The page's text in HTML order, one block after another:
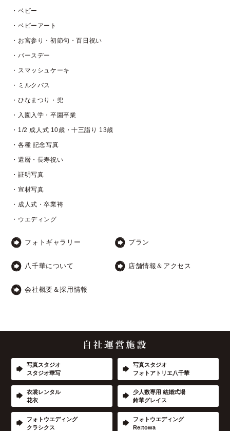
・ベビー
・ベビーアート
・お宮参り・初節句・百日祝い
・バースデー
・スマッシュケーキ
・ミルクバス
・ひなまつり・兜
・入園入学・卒園卒業
・1/2 成人式 10歳・十三詣り 13歳
・各種 記念写真
・還暦・長寿祝い
・証明写真
・宣材写真
・成人式・卒業袴
・ウエディング
フォトギャラリー プラン
八千華について 店舗情報＆アクセス
会社概要＆採用情報
写真スタジオ
スタジオ華写
写真スタジオ
フォトアトリエ八千華
衣裳レンタル
花衣
少人数専用 結婚式場
鈴華グレイス
フォトウエディング
クラシクス
フォトウエディング
Re:towa